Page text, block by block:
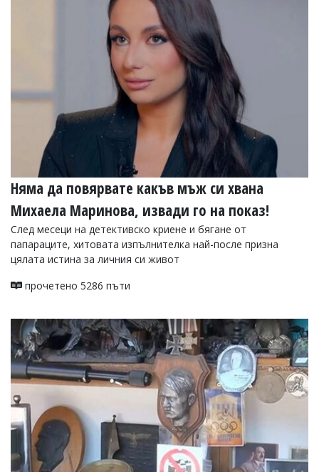
Няма да повярвате какъв мъж си хвана
Михаела Маринова, извади го на показ!
След месеци на детективско криене и бягане от
папараците, хитовата изпълнителка най-после призна
цялата истина за личния си живот
прочетено 5286 пъти